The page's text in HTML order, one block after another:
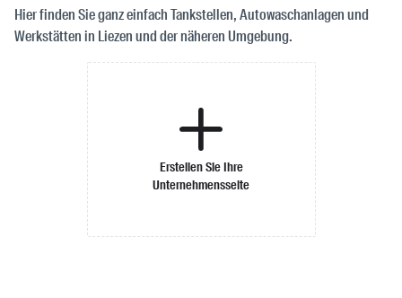
Hier finden Sie ganz einfach Tankstellen, Autowaschanlagen und
Werkstätten in Liezen und der näheren Umgebung.
Erstellen Sie Ihre
Unternehmensseite